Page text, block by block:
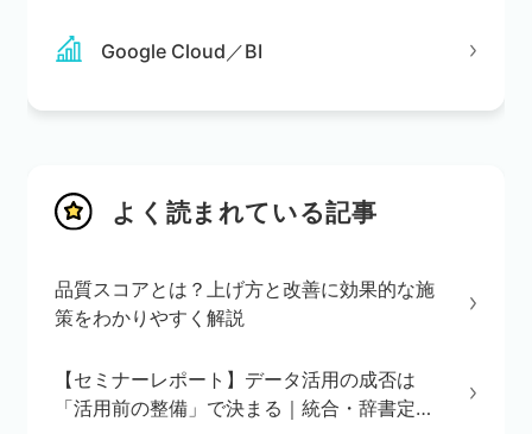
Google Cloud／BI
よく読まれている記事
品質スコアとは？上げ方と改善に効果的な施
策をわかりやすく解説
【セミナーレポート】データ活用の成否は
「活用前の整備」で決まる｜統合・辞書定